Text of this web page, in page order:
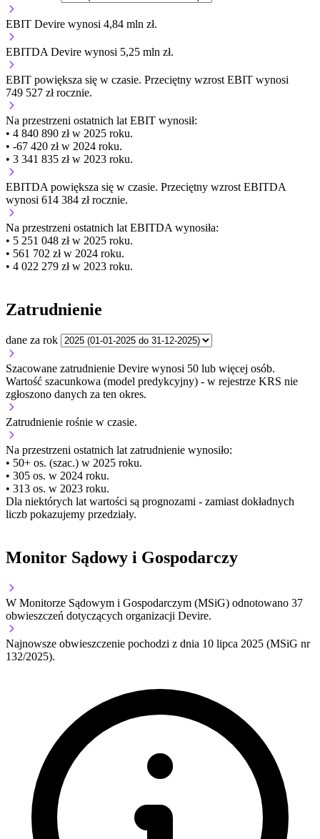
EBIT Devire wynosi 4,84 mln zł.
EBITDA Devire wynosi 5,25 mln zł.
EBIT powiększa się w czasie. Przeciętny wzrost EBIT wynosi
749 527 zł rocznie.
Na przestrzeni ostatnich lat EBIT wynosił:
• 4 840 890 zł w 2025 roku.
• -67 420 zł w 2024 roku.
• 3 341 835 zł w 2023 roku.
EBITDA powiększa się w czasie. Przeciętny wzrost EBITDA
wynosi 614 384 zł rocznie.
Na przestrzeni ostatnich lat EBITDA wynosiła:
• 5 251 048 zł w 2025 roku.
• 561 702 zł w 2024 roku.
• 4 022 279 zł w 2023 roku.
Zatrudnienie
dane za rok
Szacowane zatrudnienie Devire wynosi 50 lub więcej osób.
Wartość szacunkowa (model predykcyjny) - w rejestrze KRS nie
zgłoszono danych za ten okres.
Zatrudnienie rośnie w czasie.
Na przestrzeni ostatnich lat zatrudnienie wynosiło:
• 50+ os. (szac.) w 2025 roku.
• 305 os. w 2024 roku.
• 313 os. w 2023 roku.
Dla niektórych lat wartości są prognozami - zamiast dokładnych
liczb pokazujemy przedziały.
Monitor Sądowy i Gospodarczy
W Monitorze Sądowym i Gospodarczym (MSiG) odnotowano 37
obwieszczeń dotyczących organizacji Devire.
Najnowsze obwieszczenie pochodzi z dnia 10 lipca 2025 (MSiG nr
132/2025).